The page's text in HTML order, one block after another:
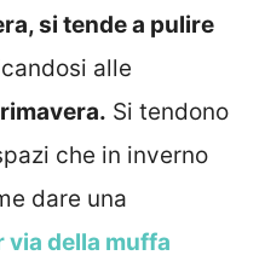
si tende a pulire
alle
Si tendono
che in inverno
dare una
via della muffa